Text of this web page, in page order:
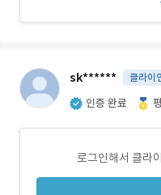
sk****** 클라이
인증 완료
로그인해서 클라